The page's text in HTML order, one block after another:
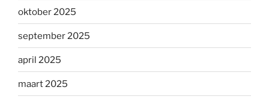
oktober 2025
september 2025
april 2025
maart 2025